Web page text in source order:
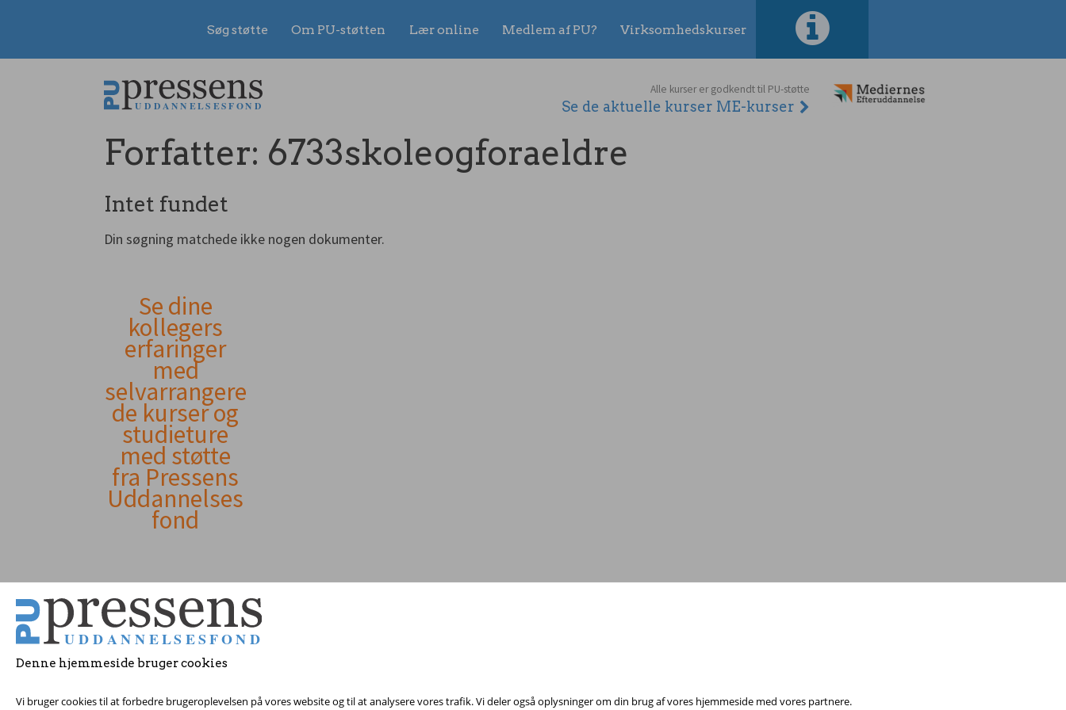
Denne hjemmeside bruger cookies
Vi bruger cookies til at forbedre brugeroplevelsen på vores website og til at analysere vores trafik. Vi deler også oplysninger om din brug af vores hjemmeside med vores partnere.
Søg støtte Om PU-støtten Lær online Medlem af PU? Virksomhedskurser
Alle kurser er godkendt til PU-støtte
Se de aktuelle kurser ME-kurser
Forfatter: 6733skoleogforaeldre
Intet fundet
Din søgning matchede ikke nogen dokumenter.
Andet
indhold
Se dine
kollegers
erfaringer
med
selvarrangere
de kurser og
studieture
med støtte
fra Pressens
Uddannelses
fond